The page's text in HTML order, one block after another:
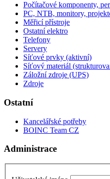
Počítačové komponenty,
PC, NTB, monitory,
Měřicí přístroje
Ostatní elektro
Telefony
Servery
Síťové prvky (aktivní)
Síťový materiál
Záložní zdroje (UPS)
Zdroje
Ostatní
Kancelářské potřeby
BOINC Team CZ
Administrace